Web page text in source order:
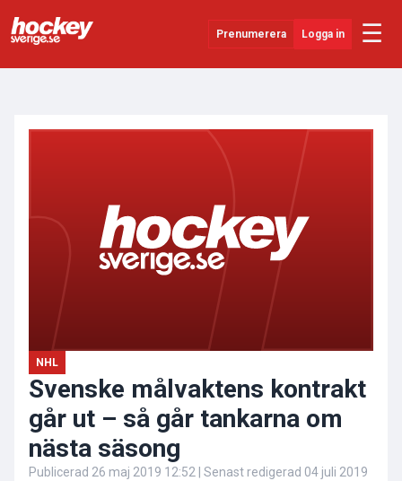
Prenumerera Logga in ☰
NHL
Svenske målvaktens kontrakt
går ut – så går tankarna om
nästa säsong
Publicerad 26 maj 2019 12:52 | Senast redigerad 04 juli 2019